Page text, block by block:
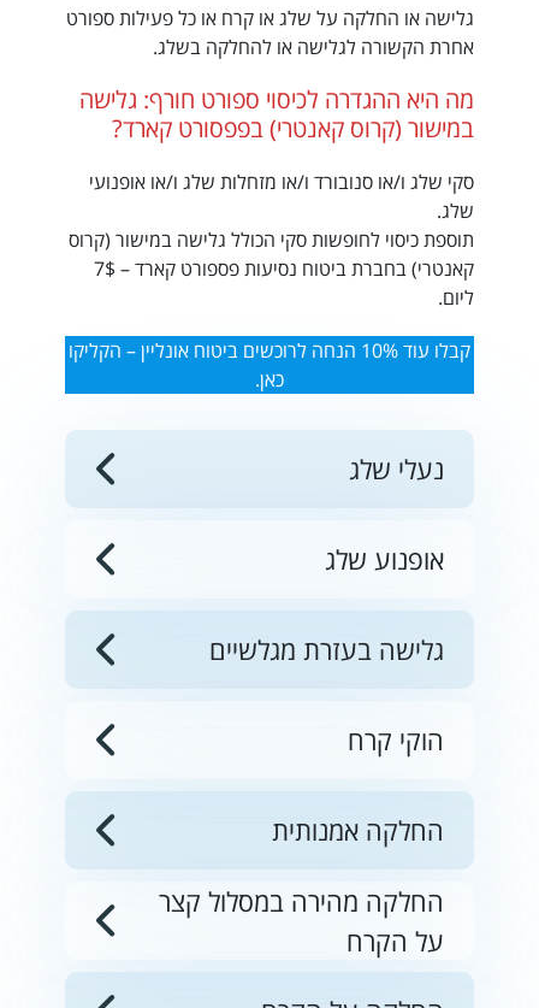
נעלי שלג
אופנוע שלג
גלישה בעזרת מגלשיים
הוקי קרח
החלקה אמנותית
החלקה מהירה במסלול קצר
על הקרח
גלישה או החלקה על שלג או קרח או כל פעילות ספורט
אחרת הקשורה לגלישה או להחלקה בשלג.
מה היא ההגדרה לכיסוי ספורט חורף: גלישה
במישור (קרוס קאנטרי) בפפסורט קארד?
סקי שלג ו/או סנובורד ו/או מזחלות שלג ו/או אופנועי
שלג.
תוספת כיסוי לחופשות סקי הכולל גלישה במישור (קרוס
קאנטרי) בחברת ביטוח נסיעות פספורט קארד – 7$
ליום.
קבלו עוד 10% הנחה לרוכשים ביטוח אונליין – הקליקו
כאן.